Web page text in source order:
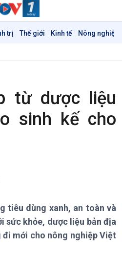
trị Thế giới Kinh tế Nông nghiệp
Thời sự 21h30
Bản tin
Chuyên mục
Theo dòng Thời sự
từ dược liệu
sinh kế cho
tiêu dùng xanh, an toàn và
sức khỏe, dược liệu bản địa
mới cho nông nghiệp Việt